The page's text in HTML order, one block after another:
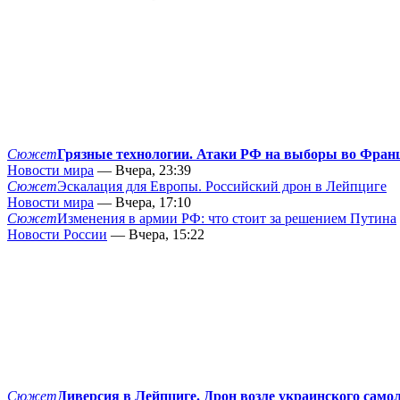
СюжетГрязные технологии. Атаки РФ на выборы во
Новости мира — Вчера, 23:39
СюжетЭскалация для Европы. Российский дрон в Лейпциге
Новости мира — Вчера, 17:10
СюжетИзменения в армии РФ: что стоит за решением Путина
Новости России — Вчера, 15:22
СюжетДиверсия в Лейпциге. Дрон возле украинского